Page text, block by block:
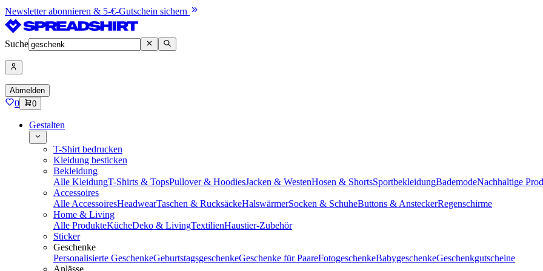
Newsletter abonnieren & 5-€-Gutschein sichern
Suche
Abmelden
0 0
Gestalten
T-Shirt bedrucken
Kleidung besticken
Bekleidung
Alle KleidungT-Shirts & TopsPullover & HoodiesJacken & WestenHosen & ShortsSportbekleidungBademodeNachhaltige
Accessoires
Alle AccessoiresHeadwearTaschen & RucksäckeHalswärmerSocken & SchuheButtons & AnsteckerRegenschirme
Home & Living
Alle ProdukteKücheDeko & LivingTextilienHaustier-Zubehör
Sticker
Geschenke
Personalisierte GeschenkeGeburtstagsgeschenkeGeschenke für PaareFotogeschenkeBabygeschenkeGeschenkgutscheine